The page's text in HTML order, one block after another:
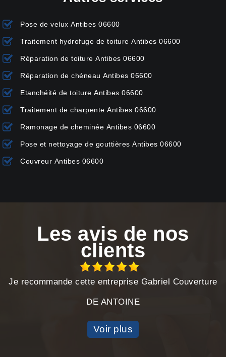
Pose de velux Antibes 06600
Traitement hydrofuge de toiture Antibes 06600
Réparation de toiture Antibes 06600
Réparation de chéneau Antibes 06600
Etanchéité de toiture Antibes 06600
Traitement de charpente Antibes 06600
Ramonage de cheminée Antibes 06600
Pose et nettoyage de gouttières Antibes 06600
Couvreur Antibes 06600
Les avis de nos
clients
Je recommande cette entreprise Gabriel Couverture
DE ANTOINE
Voir plus